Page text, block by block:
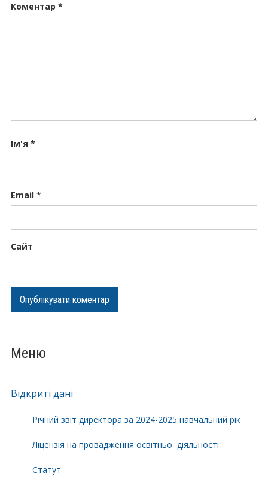
Меню
Відкриті дані
Річний звіт директора за 2024-2025 навчальний рік
Ліцензія на провадження освітньої діяльності
Статут
Коментар *
Ім'я *
Email *
Сайт